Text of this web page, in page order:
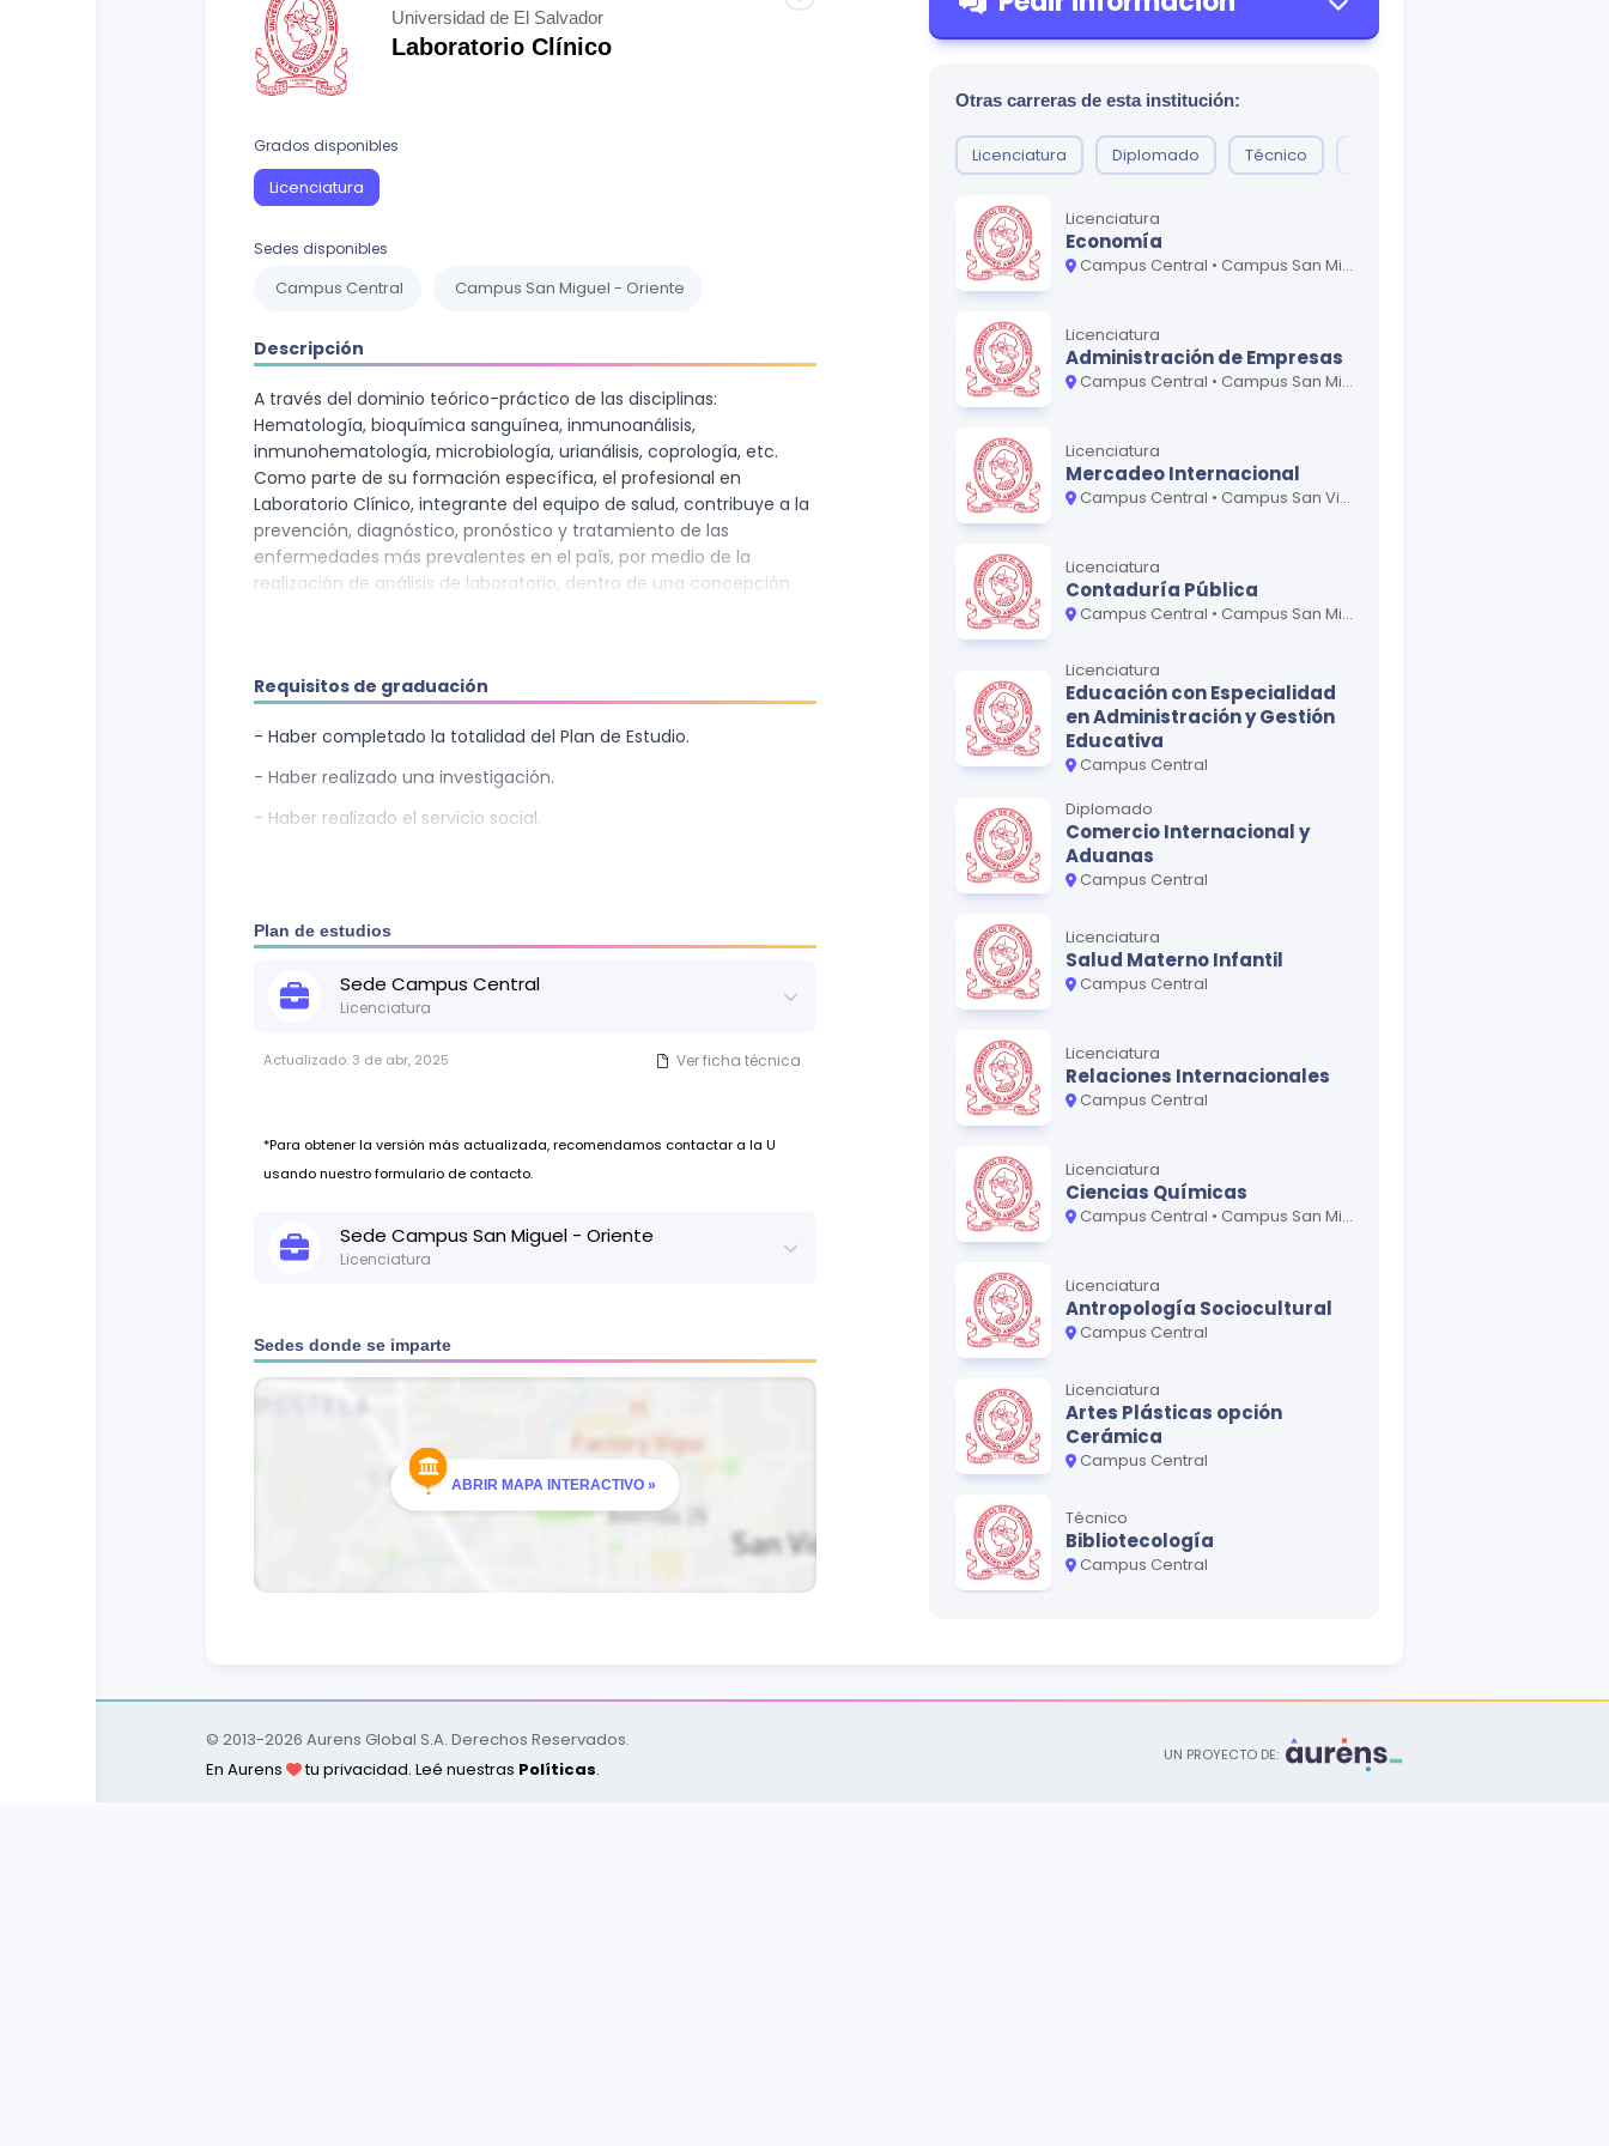
Ingenierías y Arquitectura
Universidad de El Salvador
Laboratorio Clínico
Grados disponibles
Licenciatura
Sedes disponibles
Campus Central Campus San Miguel - Oriente
Descripción
A través del dominio teórico-práctico de las disciplinas:
Hematología, bioquímica sanguínea, inmunoanálisis,
inmunohematología, microbiología, urianálisis, coprología, etc.
Como parte de su formación específica, el profesional en
Laboratorio Clínico, integrante del equipo de salud, contribuye a la
prevención, diagnóstico, pronóstico y tratamiento de las
enfermedades más prevalentes en el país, por medio de la
realización de análisis de laboratorio, dentro de una concepción
Requisitos de graduación
- Haber completado la totalidad del Plan de Estudio.
- Haber realizado una investigación.
- Haber realizado el servicio social.
Plan de estudios
Sede Campus Central
Licenciatura
Actualizado: 3 de abr, 2025 Ver ficha técnica
*Para obtener la versión más actualizada, recomendamos contactar a la U
usando nuestro formulario de contacto.
Sede Campus San Miguel - Oriente
Licenciatura
*Para obtener la versión más actualizada, recomendamos contactar a la U
Otras carreras de esta institución:
Licenciatura Diplomado Técnico
Licenciatura
Economía
Campus Central • Campus San Miguel - Oriente
Licenciatura
Administración de Empresas
Campus Central • Campus San Miguel - Oriente • Campus San Vicente - Paracentral
Licenciatura
Mercadeo Internacional
Campus Central • Campus San Vicente - Paracentral
Licenciatura
Contaduría Pública
Campus Central • Campus San Miguel - Oriente • Campus San Vicente - Paracentral
Licenciatura
Educación con Especialidad
en Administración y Gestión
Educativa
Campus Central
Diplomado
Comercio Internacional y
Aduanas
Campus Central
Licenciatura
Salud Materno Infantil
Campus Central
Licenciatura
Relaciones Internacionales
Campus Central
Licenciatura
Ciencias Químicas
Campus Central • Campus San Miguel - Oriente
Licenciatura
Antropología Sociocultural
Campus Central
Licenciatura
Artes Plásticas opción
Cerámica
Campus Central
Técnico
Bibliotecología
Campus Central
Sedes donde se imparte
ABRIR MAPA INTERACTIVO »
© 2013-2026 Aurens Global S.A. Derechos Reservados.
En Aurens
tu privacidad. Leé nuestras Políticas.
UN PROYECTO DE: